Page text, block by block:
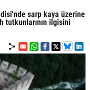
sarp kaya üzerine
tutkunlarının ilgisini